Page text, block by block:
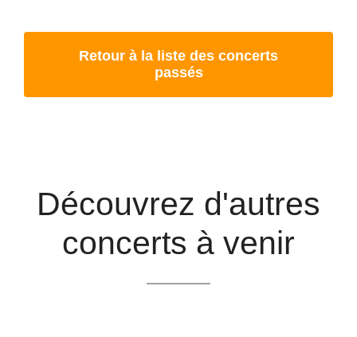
Retour à la liste des concerts
passés
Découvrez d'autres
concerts à venir